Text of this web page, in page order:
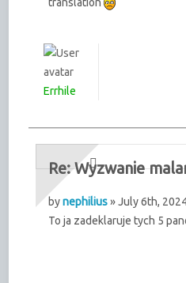
Errhile
Re: Wyzwanie
bynephilius» July 6th,
To ja zadeklaruje tych 5